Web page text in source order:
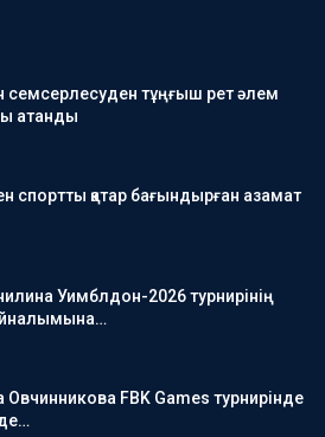
семсерлесуден тұңғыш рет әлем
атанды
спортты қатар бағындырған азамат
Уимблдон-2026 турнирінің
Овчинникова FBK Games турнирінде